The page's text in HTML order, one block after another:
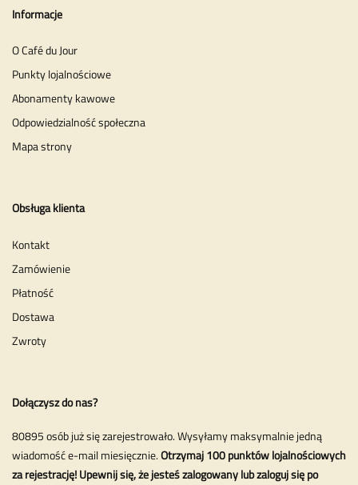
Informacje
O Café du Jour
Punkty lojalnościowe
Abonamenty kawowe
Odpowiedzialność społeczna
Mapa strony
Obsługa klienta
Kontakt
Zamówienie
Płatność
Dostawa
Zwroty
Dołączysz do nas?
80895 osób już się zarejestrowało. Wysyłamy maksymalnie jedną
wiadomość e-mail miesięcznie.Otrzymaj 100 punktów lojalnościowych
za rejestrację! Upewnij się, że jesteś zalogowany lub zaloguj się po